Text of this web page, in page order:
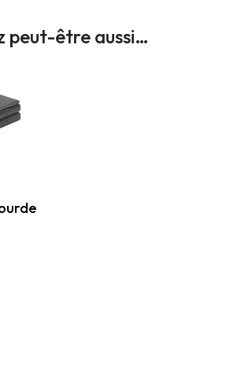
peut-être aussi…